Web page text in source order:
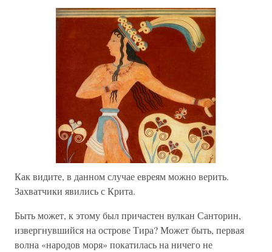
Как видите, в данном случае евреям можно верить.
Захватчики явились с Крита.
Быть может, к этому был причастен вулкан Санторин,
извергнувшийся на острове Тира? Может быть, первая
волна «народов моря» покатилась на ничего не